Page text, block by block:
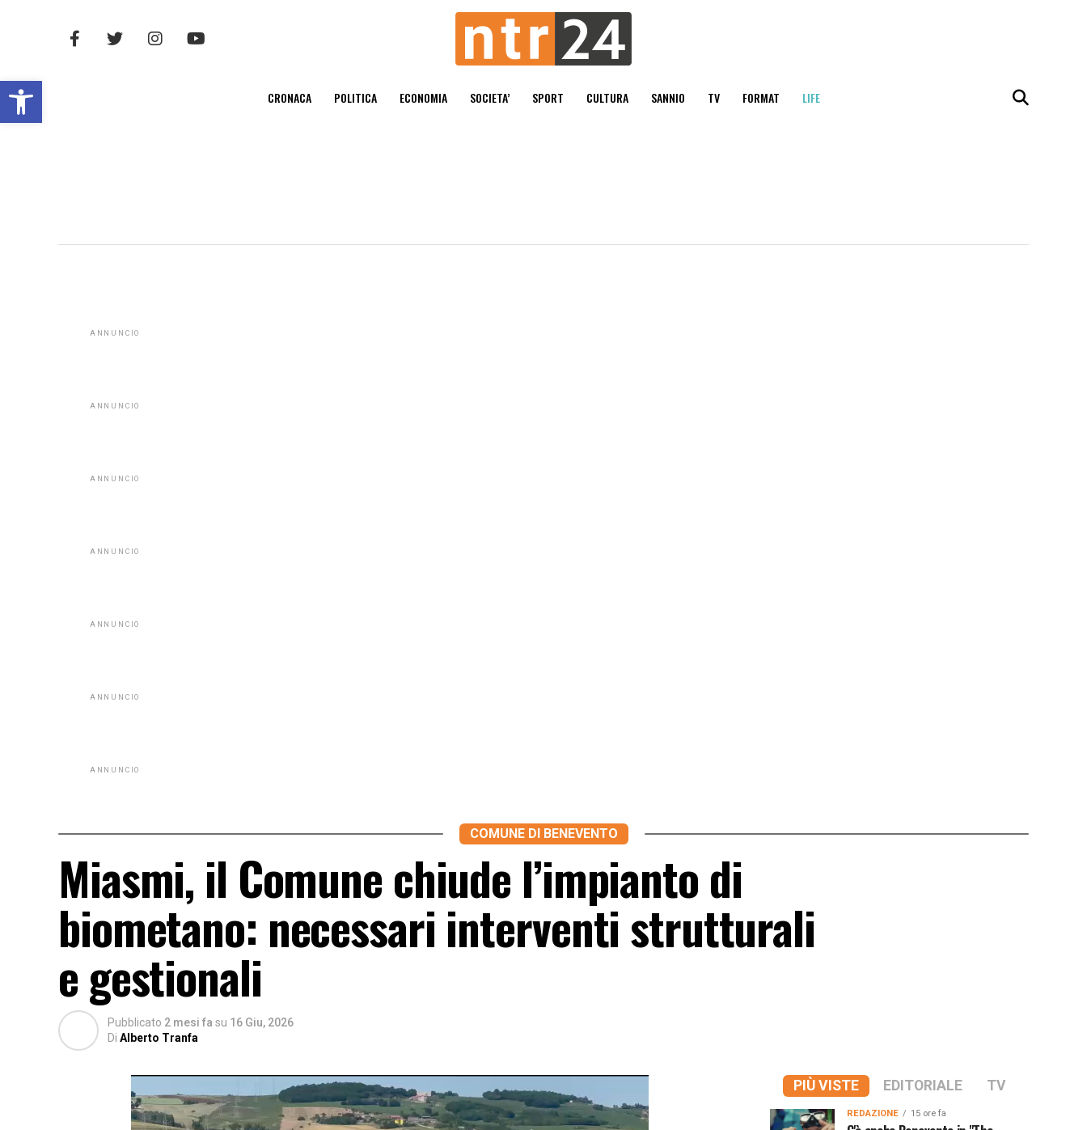
Open toolbar CRONACA POLITICA ECONOMIA SOCIETA’ SPORT CULTURA SANNIO TV FORMAT LIFE
ANNUNCIO
ANNUNCIO
ANNUNCIO
ANNUNCIO
ANNUNCIO
ANNUNCIO
ANNUNCIO
COMUNE DI BENEVENTO
Miasmi, il Comune chiude l’impianto di
biometano: necessari interventi strutturali
e gestionali
Pubblicato 2 mesi fa su 16 Giu, 2026
Di Alberto Tranfa
PIÙ VISTE EDITORIALE TV
REDAZIONE 15 ore fa